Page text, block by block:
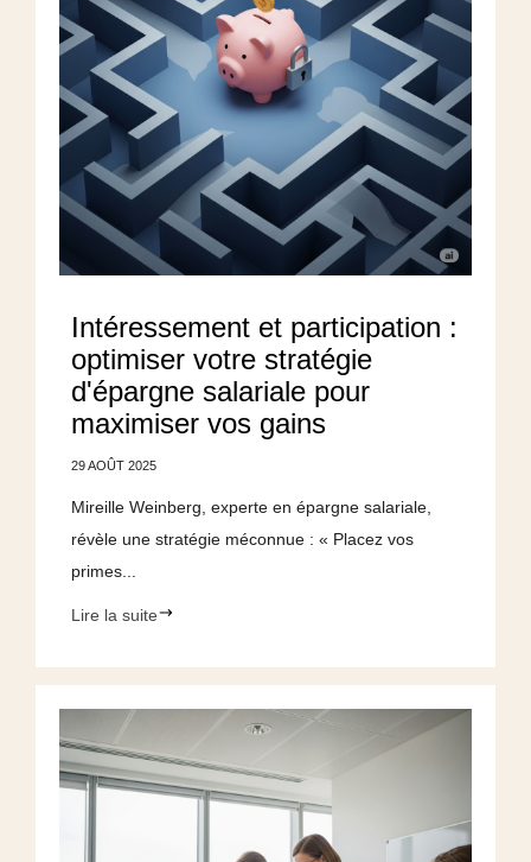
Intéressement et participation :
optimiser votre stratégie
d'épargne salariale pour
maximiser vos gains
29 AOÛT 2025
Mireille Weinberg, experte en épargne salariale,
révèle une stratégie méconnue : « Placez vos
primes...
Lire la suite